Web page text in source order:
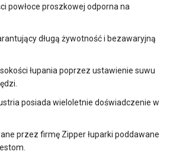
powłoce proszkowej odporna na
długą żywotność i bezawaryjną
łupania poprzez ustawienie suwu
posiada wieloletnie doświadczenie w
przez firmę Zipper łuparki poddawane